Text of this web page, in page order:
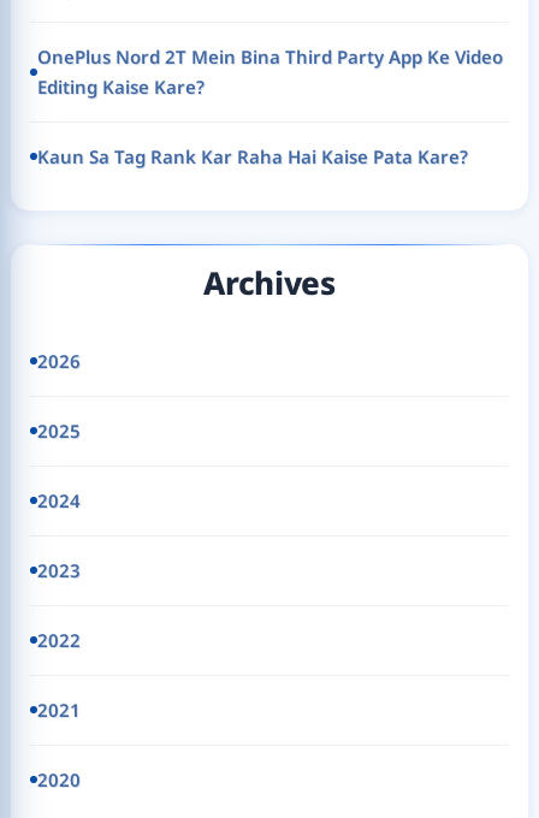
OnePlus Nord 2T Mein Bina Third Party App Ke Video
Editing Kaise Kare?
Kaun Sa Tag Rank Kar Raha Hai Kaise Pata Kare?
Archives
2026
2025
2024
2023
2022
2021
2020